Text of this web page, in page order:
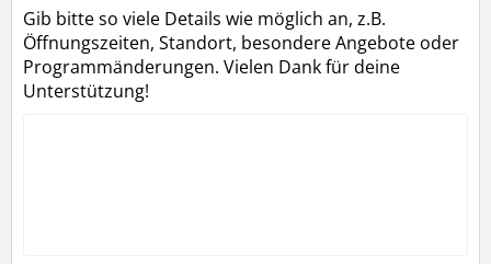
Gib bitte so viele Details wie möglich an, z.B.
Öffnungszeiten, Standort, besondere Angebote oder
Programmänderungen. Vielen Dank für deine
Unterstützung!